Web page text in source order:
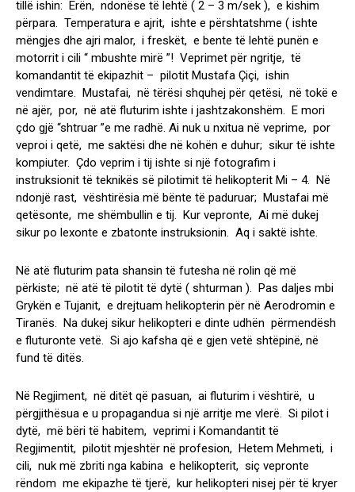
tillë ishin: Erën, ndonëse të lehtë ( 2 – 3 m/sek ), e kishim
përpara. Temperatura e ajrit, ishte e përshtatshme ( ishte
mëngjes dhe ajri malor, i freskët, e bente të lehtë punën e
motorrit i cili “ mbushte mirë ”! Veprimet për ngritje, të
komandantit të ekipazhit – pilotit Mustafa Çiçi, ishin
vendimtare. Mustafai, në tërësi shquhej për qetësi, në tokë e
në ajër, por, në atë fluturim ishte i jashtzakonshëm. E mori
çdo gjë “shtruar ”e me radhë. Ai nuk u nxitua në veprime, por
veproi i qetë, me saktësi dhe në kohën e duhur; sikur të ishte
kompiuter. Çdo veprim i tij ishte si një fotografim i
instruksionit të teknikës së pilotimit të helikopterit Mi – 4. Në
ndonjë rast, vështirësia më bënte të paduruar; Mustafai më
qetësonte, me shëmbullin e tij. Kur vepronte, Ai më dukej
sikur po lexonte e zbatonte instruksionin. Aq i saktë ishte.
Në atë fluturim pata shansin të futesha në rolin që më
përkiste; në atë të pilotit të dytë ( shturman ). Pas daljes mbi
Grykën e Tujanit, e drejtuam helikopterin për në Aerodromin e
Tiranës. Na dukej sikur helikopteri e dinte udhën përmendësh
e fluturonte vetë. Si ajo kafsha që e gjen vetë shtëpinë, në
fund të ditës.
Në Regjiment, në ditët që pasuan, ai fluturim i vështirë, u
përgjithësua e u propagandua si një arritje me vlerë. Si pilot i
dytë, më bëri të habitem, veprimi i Komandantit të
Regjimentit, pilotit mjeshtër në profesion, Hetem Mehmeti, i
cili, nuk më zbriti nga kabina e helikopterit, siç vepronte
rëndom me ekipazhe të tjerë, kur helikopteri nisej për të kryer